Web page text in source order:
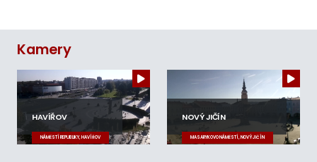
Kamery
HAVÍŘOV
NÁMĚSTÍ REPUBLIKY, HAVÍŘOV
NOVÝ JIČÍN
MASARYKOVO NÁMĚSTÍ, NOVÝ JIČÍN